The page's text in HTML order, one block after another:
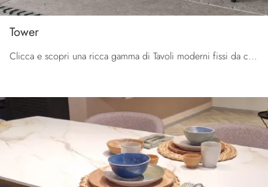
Tower
Clicca e scopri una ricca gamma di Tavoli moderni fissi da cucina! Il modello Tower di Tomasella ti aspetta.